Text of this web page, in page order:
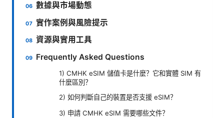
數據與市場動態
實作案例與風險提示
資源與實用工具
Frequently Asked Questions
1) CMHK eSIM 儲值卡是什麼？它和實體 SIM 有
什麼區別？
2) 如何判斷自己的裝置是否支援 eSIM？
3) 申請 CMHK eSIM 需要哪些文件？